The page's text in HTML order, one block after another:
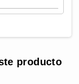
producto